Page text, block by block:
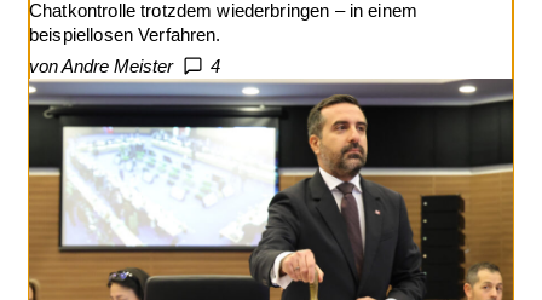
Chatkontrolle trotzdem wiederbringen – in einem
beispiellosen Verfahren.
von Andre Meister
4